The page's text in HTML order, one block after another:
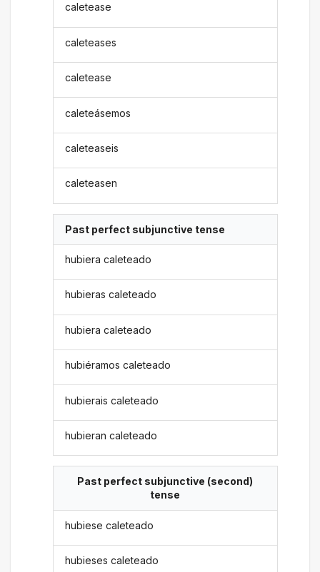
caletease
caleteases
caletease
caleteásemos
caleteaseis
caleteasen
Past perfect subjunctive tense
hubiera caleteado
hubieras caleteado
hubiera caleteado
hubiéramos caleteado
hubierais caleteado
hubieran caleteado
Past perfect subjunctive (second)
tense
hubiese caleteado
hubieses caleteado